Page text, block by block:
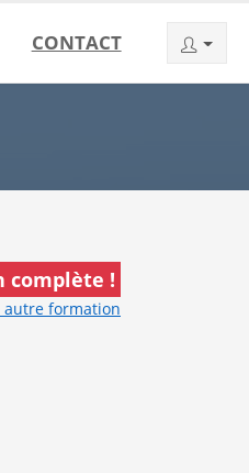
CONTACT
complète !
autre formation